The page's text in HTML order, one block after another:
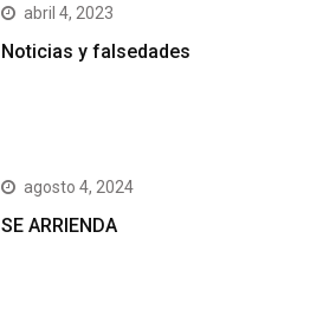
abril 4, 2023
Noticias y falsedades
agosto 4, 2024
SE ARRIENDA